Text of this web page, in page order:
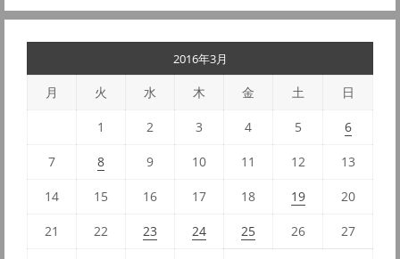
2016年3月
月 火 水 木 金 土 日
1 2 3 4 5 6
7 8 9 10 11 12 13
14 15 16 17 18 19 20
21 22 23 24 25 26 27